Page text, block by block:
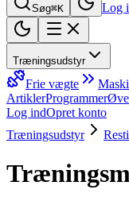
Søg⌘K Log
Træningsudstyr
Frie vægte
ArtiklerProgrammer
Log indOpret konto
Træningsudstyr